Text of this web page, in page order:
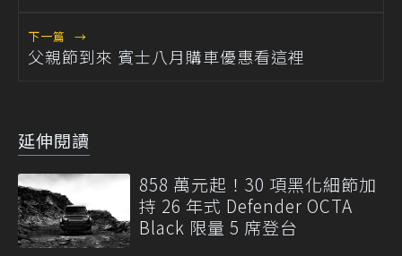
下一篇 →
父親節到來 賓士八月購車優惠看這裡
延伸閱讀
858 萬元起！30 項黑化細節加
持 26 年式 Defender OCTA
Black 限量 5 席登台